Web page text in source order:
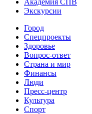
Академия СПВ
Экскурсии
Город
Спецпроекты
Здоровье
Вопрос-ответ
Страна и мир
Финансы
Люди
Пресс-центр
Культура
Спорт